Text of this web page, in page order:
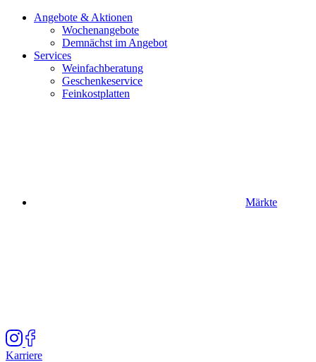
Angebote & Aktionen
Wochenangebote
Demnächst im Angebot
Services
Weinfachberatung
Geschenkeservice
Feinkostplatten
Märkte
Karriere